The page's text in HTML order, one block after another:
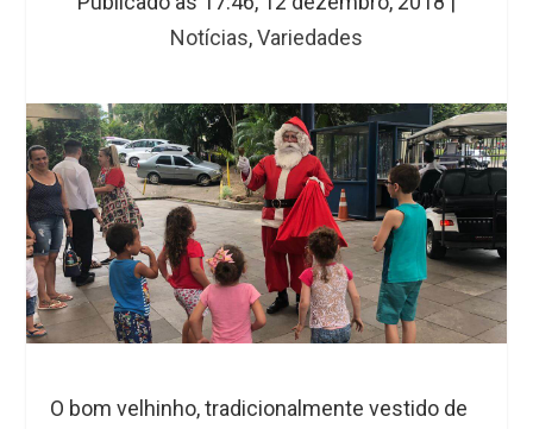
Notícias,Variedades
O bom velhinho, tradicionalmente vestido de